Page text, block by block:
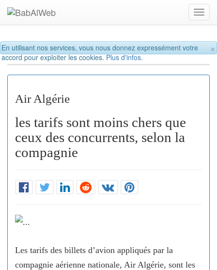
×
En utilisant nos services, vous nous donnez expressément votre
accord pour exploiter les cookies.Plus d'infos.
Air Algérie
les tarifs sont moins chers que
ceux des concurrents, selon la
compagnie
Les tarifs des billets d’avion appliqués par la
compagnie aérienne nationale, Air Algérie, sont les